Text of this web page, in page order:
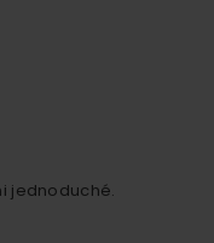
jednoduché.